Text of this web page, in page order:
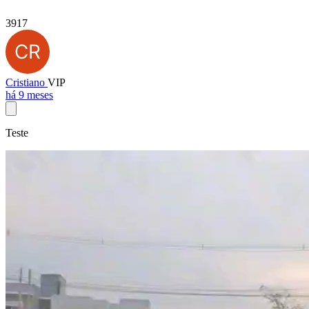
3917
Cristiano VIP
há 9 meses
Teste